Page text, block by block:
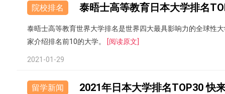
院校排名 泰晤士高等教育日本大学排名
泰晤士高等教育世界大学排名是世界四大最具影响力的全球性
家介绍排名前10的大学。
[阅读原文]
2021-01-29
留学新闻 2021年日本大学排名TOP30 快